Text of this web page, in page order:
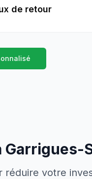
de retour
Garrigues-
réduire votre